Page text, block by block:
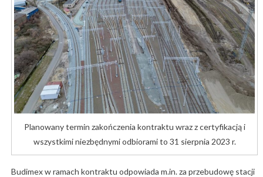
Planowany termin zakończenia kontraktu wraz z certyfikacją i
wszystkimi niezbędnymi odbiorami to 31 sierpnia 2023 r.
Budimex w ramach kontraktu odpowiada m.in. za przebudowę stacji